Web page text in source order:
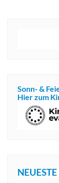
Sonn- &
Hier zum